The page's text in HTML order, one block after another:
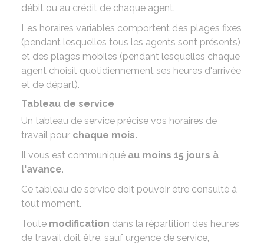
débit ou au crédit de chaque agent.
Les horaires variables comportent des plages fixes
(pendant lesquelles tous les agents sont présents)
et des plages mobiles (pendant lesquelles chaque
agent choisit quotidiennement ses heures d'arrivée
et de départ).
Tableau de service
Un tableau de service précise vos horaires de
travail pour chaque mois.
Il vous est communiqué au moins 15 jours à
l'avance.
Ce tableau de service doit pouvoir être consulté à
tout moment.
Toute modification dans la répartition des heures
de travail doit être, sauf urgence de service,